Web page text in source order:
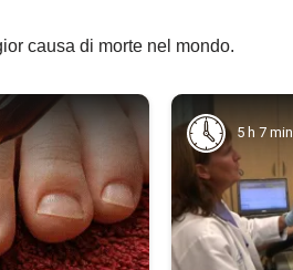
causa di morte nel mondo.
5 h 7 min